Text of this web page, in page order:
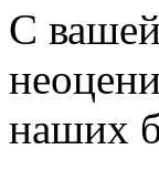
С
наших